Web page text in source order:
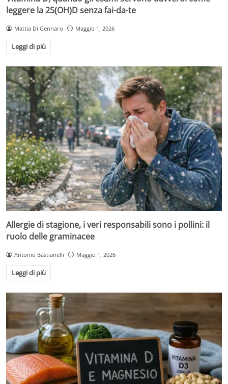
leggere la 25(OH)D senza fai-da-te
Mattia Di Gennaro Maggio 1, 2026
Leggi di più
Allergie di stagione, i veri responsabili sono i pollini: il
ruolo delle graminacee
Antonio Bastianelli Maggio 1, 2026
Leggi di più